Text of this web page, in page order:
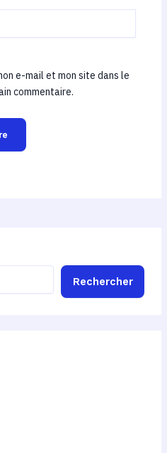
e-mail et mon site dans le
commentaire.
Rechercher